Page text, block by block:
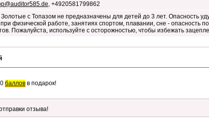
, +4920581799862
Золотые с Топазом не предназначены для детей до 3 лет. Опасность
физической работе, занятиях спортом, плавании, сне - опасность
Пожалуйста, используйте с осторожностью, чтобы избежать
баллов в подарок!
отзыва!